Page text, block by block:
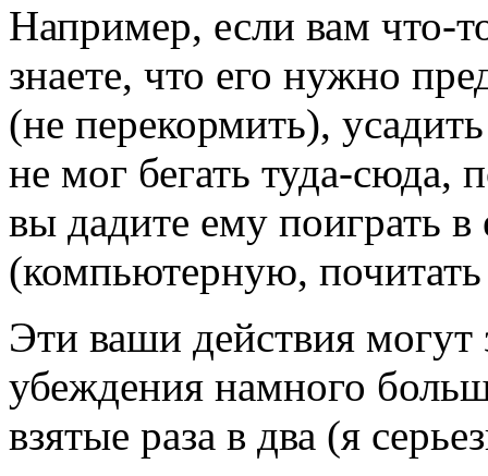
Например, если вам что-
знаете, что его нужно
(не перекормить),
не мог бегать туда-сюда,
вы дадите ему поиграть
(компьютерную, почитать
Эти ваши действия
убеждения намного
взятые раза в два (я